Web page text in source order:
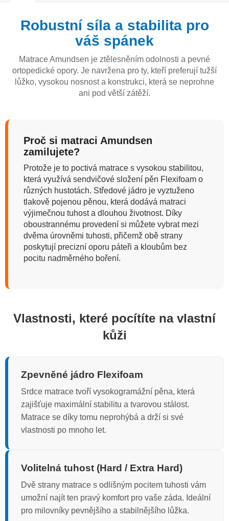
Robustní síla a stabilita pro
váš spánek
Matrace Amundsen je ztělesněním odolnosti a pevné
ortopedické opory. Je navržena pro ty, kteří preferují tužší
lůžko, vysokou nosnost a konstrukci, která se neprohne
ani pod větší zátěží.
Proč si matraci Amundsen
zamilujete?
Protože je to poctivá matrace s vysokou stabilitou,
která využívá sendvičové složení pěn Flexifoam o
různých hustotách. Středové jádro je vyztuženo
tlakově pojenou pěnou, která dodává matraci
výjimečnou tuhost a dlouhou životnost. Díky
oboustrannému provedení si můžete vybrat mezi
dvěma úrovněmi tuhosti, přičemž obě strany
poskytují precizní oporu páteři a kloubům bez
pocitu nadměrného boření.
Vlastnosti, které pocítíte na vlastní
kůži
Zpevněné jádro Flexifoam
Srdce matrace tvoří vysokogramážní pěna, která
zajišťuje maximální stabilitu a tvarovou stálost.
Matrace se díky tomu neprohýbá a drží si své
vlastnosti po mnoho let.
Volitelná tuhost (Hard / Extra Hard)
Dvě strany matrace s odlišným pocitem tuhosti vám
umožní najít ten pravý komfort pro vaše záda. Ideální
pro milovníky pevnějšího a stabilnějšího lůžka.